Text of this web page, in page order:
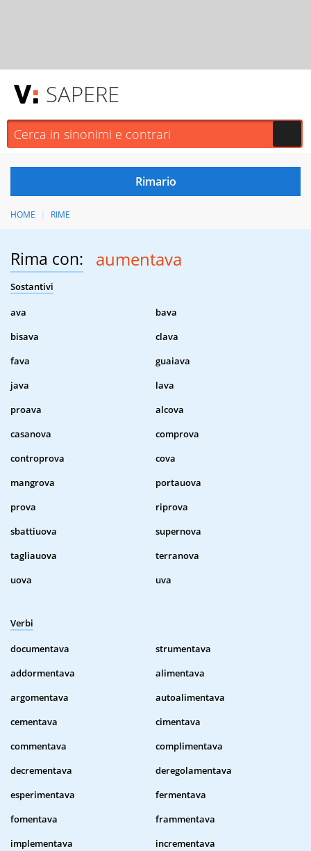
SAPERE
HOME RIME
Rima con: aumentava
Sostantivi
ava
bava
bisava
clava
fava
guaiava
java
lava
proava
alcova
casanova
comprova
controprova
cova
mangrova
portauova
prova
riprova
sbattiuova
supernova
tagliauova
terranova
uova
uva
Verbi
documentava
strumentava
addormentava
alimentava
argomentava
autoalimentava
cementava
cimentava
commentava
complimentava
decrementava
deregolamentava
esperimentava
fermentava
fomentava
frammentava
implementava
incrementava